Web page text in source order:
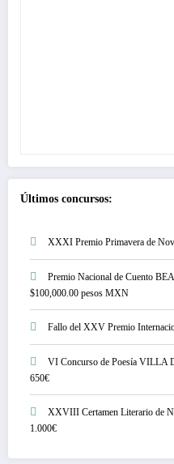
Últimos concursos:
XXXI Premio Primavera de
Premio Nacional de Cuento
$100,000.00 pesos MXN
Fallo del XXV Premio
VI Concurso de Poesía VILLA
650€
XXVIII Certamen Literario de
1.000€